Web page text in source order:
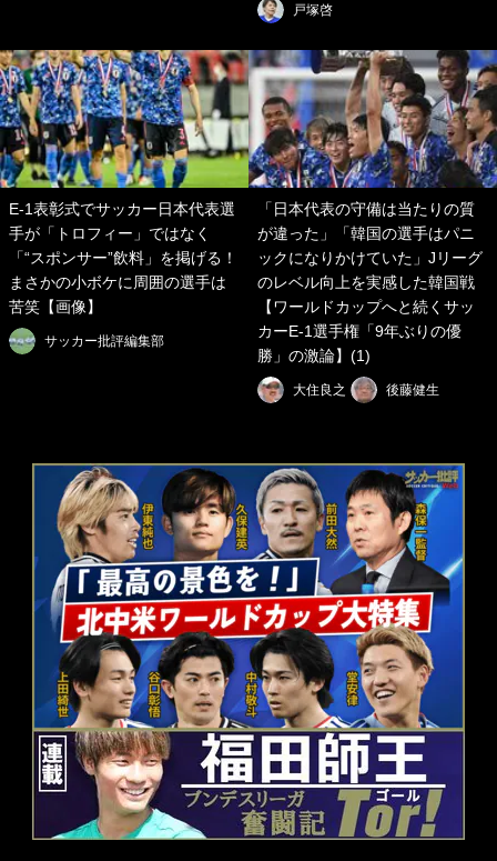
戸塚啓
E-1表彰式でサッカー日本代表選
手が「トロフィー」ではなく
「“スポンサー”飲料」を掲げる！
まさかの小ボケに周囲の選手は
苦笑【画像】
サッカー批評編集部
「日本代表の守備は当たりの質
が違った」「韓国の選手はパニ
ックになりかけていた」Jリーグ
のレベル向上を実感した韓国戦
【ワールドカップへと続くサッ
カーE-1選手権「9年ぶりの優
勝」の激論】(1)
大住良之 後藤健生